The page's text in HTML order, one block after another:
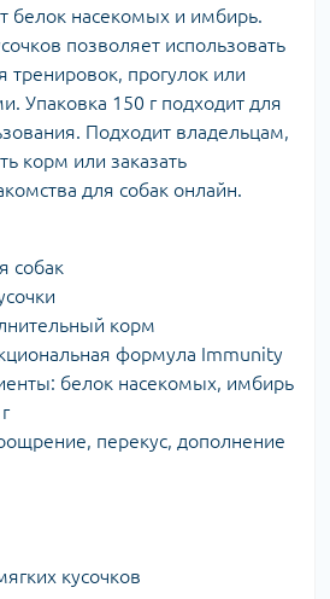
белок насекомых и имбирь.
позволяет использовать
тренировок, прогулок или
Упаковка 150 г подходит для
Подходит владельцам,
корм или заказать
для собак онлайн.
собак
корм
формула Immunity
белок насекомых, имбирь
перекус, дополнение
кусочков